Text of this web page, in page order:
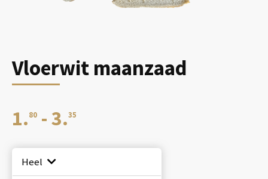
Vloerwit maanzaad
1. 80 -3.35
€1.80
Heel